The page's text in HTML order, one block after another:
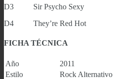
D3 Sir Psycho Sexy
D4 They’re Red Hot
FICHA TÉCNICA
Año
2011
Estilo
Rock Alternativo